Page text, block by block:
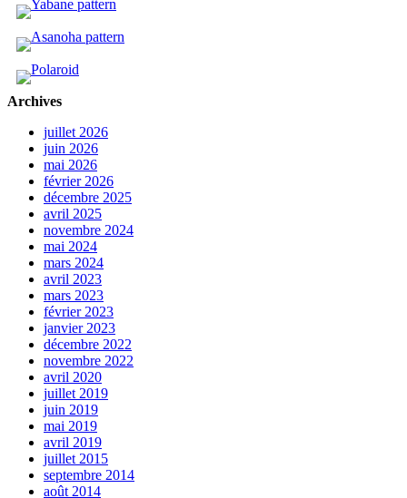
Archives
juillet 2026
juin 2026
mai 2026
février 2026
décembre 2025
avril 2025
novembre 2024
mai 2024
mars 2024
avril 2023
mars 2023
février 2023
janvier 2023
décembre 2022
novembre 2022
avril 2020
juillet 2019
juin 2019
mai 2019
avril 2019
juillet 2015
septembre 2014
août 2014